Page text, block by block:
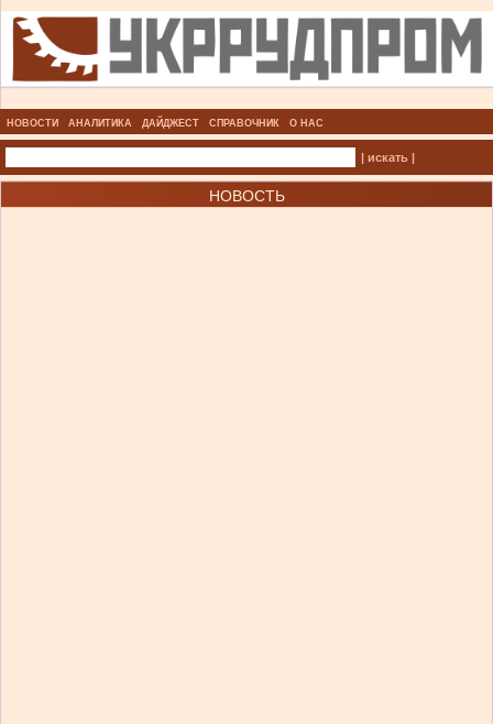
НОВОСТИ АНАЛИТИКА ДАЙДЖЕСТ СПРАВОЧНИК О НАС
| искать |
НОВОСТЬ